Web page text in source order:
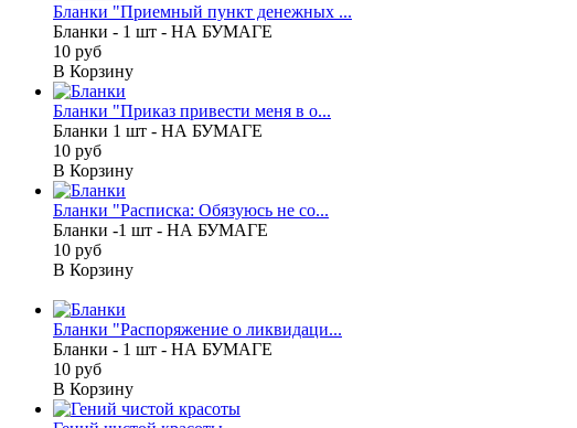
Бланки "Приемный пункт денежных ...
Бланки - 1 шт - НА БУМАГЕ
10 руб
В Корзину
Бланки "Приказ привести меня в о...
Бланки 1 шт - НА БУМАГЕ
10 руб
В Корзину
Бланки "Расписка: Обязуюсь не со...
Бланки -1 шт - НА БУМАГЕ
10 руб
В Корзину
Бланки "Распоряжение о ликвидаци...
Бланки - 1 шт - НА БУМАГЕ
10 руб
В Корзину